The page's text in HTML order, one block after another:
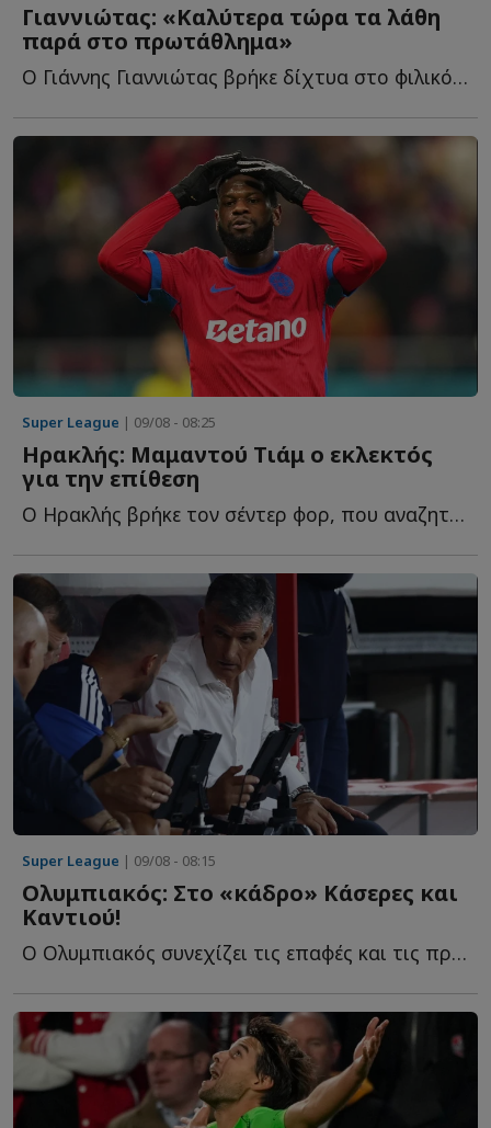
Γιαννιώτας: «Καλύτερα τώρα τα λάθη
παρά στο πρωτάθλημα»
Ο Γιάννης Γιαννιώτας βρήκε δίχτυα στο φιλικό του Άρη μ...
Super League | 09/08 - 08:25
Ηρακλής: Μαμαντού Τιάμ ο εκλεκτός
για την επίθεση
Ο Ηρακλής βρήκε τον σέντερ φορ, που αναζητούσε στην π...
Super League | 09/08 - 08:15
Ολυμπιακός: Στο «κάδρο» Κάσερες και
Καντιού!
Ο Ολυμπιακός συνεχίζει τις επαφές και τις προσπάθειές τ...